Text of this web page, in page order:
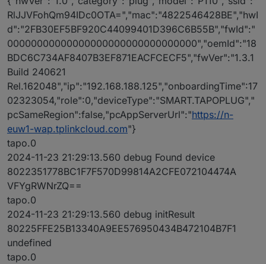
RlJJVFohQm94IDc0OTA=","mac":"4822546428BE","hwI
d":"2FB30EF5BF920C44099401D396C6B55B","fwId":"
00000000000000000000000000000000","oemId":"18
BDC6C734AF8407B3EF871EACFCECF5","fwVer":"1.3.1
Build 240621
Rel.162048","ip":"192.168.188.125","onboardingTime":17
02323054,"role":0,"deviceType":"SMART.TAPOPLUG","
pcSameRegion":false,"pcAppServerUrl":"https://n-
euw1-wap.tplinkcloud.com"}
tapo.0
2024-11-23 21:29:13.560 debug Found device
8022351778BC1F7F570D99814A2CFE072104474A
VFYgRWNrZQ==
tapo.0
2024-11-23 21:29:13.560 debug initResult
80225FFE25B13340A9EE576950434B472104B7F1
undefined
tapo.0